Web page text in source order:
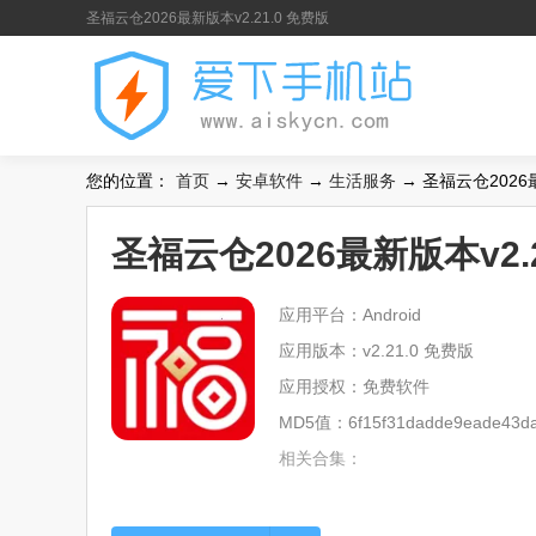
圣福云仓2026最新版本v2.21.0 免费版
您的位置： 首页 → 安卓软件 → 生活服务 → 圣福云仓2026
圣福云仓2026最新版本
应用平台：Android
应用版本：v2.21.0 免费版
应用授权：免费软件
MD5值：
相关合集：